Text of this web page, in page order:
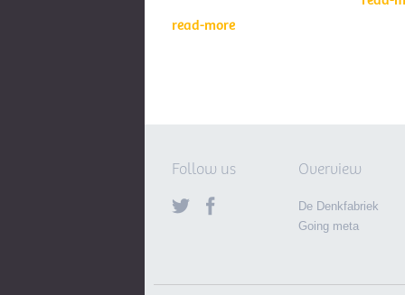
read-more
Follow us Overview
De Denkfabriek
Going meta